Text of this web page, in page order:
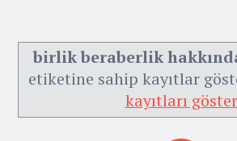
birlik beraberlik
etiketine sahip kayıtlar
kayıtları göster